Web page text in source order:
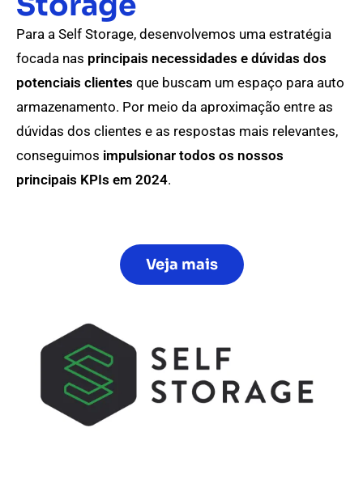
Para a Self Storage, desenvolvemos uma estratégia
focada nas principais necessidades e dúvidas dos
potenciais clientes que buscam um espaço para auto
armazenamento. Por meio da aproximação entre as
dúvidas dos clientes e as respostas mais relevantes,
conseguimos impulsionar todos os nossos
principais KPIs em 2024.
Veja mais